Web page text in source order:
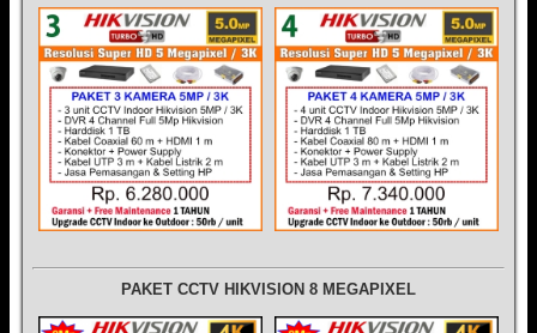
PAKET CCTV HIKVISION 8 MEGAPIXEL